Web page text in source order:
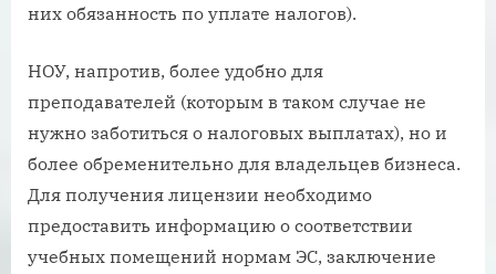
них обязанность по уплате налогов).
НОУ, напротив, более удобно для
преподавателей (которым в таком случае не
нужно заботиться о налоговых выплатах), но и
более обременительно для владельцев бизнеса.
Для получения лицензии необходимо
предоставить информацию о соответствии
учебных помещений нормам ЭС, заключение